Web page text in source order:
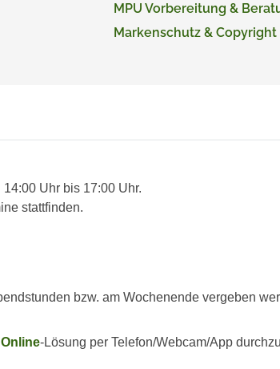
MPU Vorbereitung &
Markenschutz & Copyright
Uhr bis 17:00 Uhr.
stattfinden.
bzw. am Wochenende vergeben
Online-Lösung per Telefon/Webcam/App